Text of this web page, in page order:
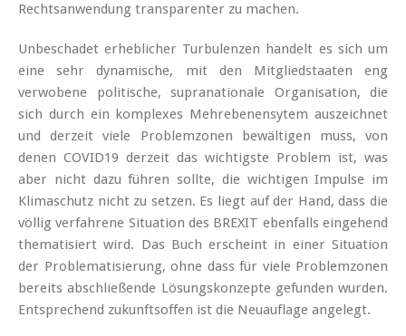
Rechtsanwendung transparenter zu machen.
Unbeschadet erheblicher Turbulenzen handelt es sich um
eine sehr dynamische, mit den Mitgliedstaaten eng
verwobene politische, supranationale Organisation, die
sich durch ein komplexes Mehrebenensytem auszeichnet
und derzeit viele Problemzonen bewältigen muss, von
denen COVID19 derzeit das wichtigste Problem ist, was
aber nicht dazu führen sollte, die wichtigen Impulse im
Klimaschutz nicht zu setzen. Es liegt auf der Hand, dass die
völlig verfahrene Situation des BREXIT ebenfalls eingehend
thematisiert wird. Das Buch erscheint in einer Situation
der Problematisierung, ohne dass für viele Problemzonen
bereits abschließende Lösungskonzepte gefunden wurden.
Entsprechend zukunftsoffen ist die Neuauflage angelegt.